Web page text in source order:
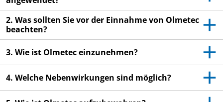
Wenn Sie Nebenwirkungen bemerken, wenden Sie
sich an Ihren Arzt oder Apotheker. Dies gilt auch
für Nebenwirkungen, die nicht in dieser
Packungsbeilage angegeben sind. Siehe Abschnitt
2. Was sollten Sie vor der Einnahme von Olmetec
beachten?
3. Wie ist Olmetec einzunehmen?
4. Welche Nebenwirkungen sind möglich?